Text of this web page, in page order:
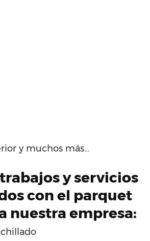
y muchos más…
y servicios
con el parquet
nuestra empresa: